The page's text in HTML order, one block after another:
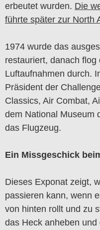
erbeutet wurden. Die
führte später zur North
1974 wurde das
restauriert, danach
Luftaufnahmen durch.
Präsident der
Classics, Air Combat,
dem National Museum
das Flugzeug.
Ein Missgeschick
Dieses Exponat zeigt,
passieren kann, wenn
von hinten rollt und zu
das Heck anheben